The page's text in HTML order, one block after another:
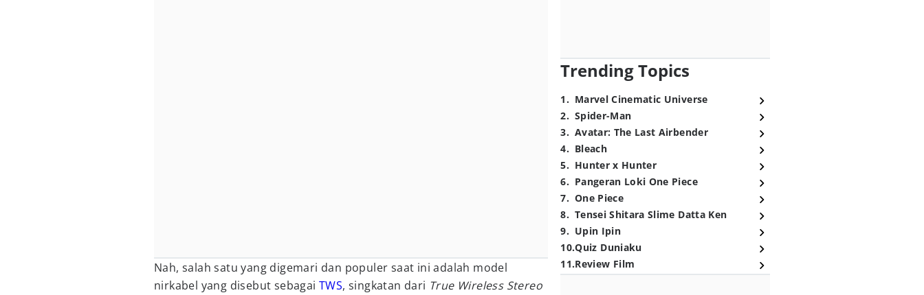
Nah, salah satu yang digemari dan populer saat ini adalah model
nirkabel yang disebut sebagai TWS, singkatan dari True Wireless Stereo
Trending Topics
1. Marvel Cinematic Universe
2. Spider-Man
3. Avatar: The Last Airbender
4. Bleach
5. Hunter x Hunter
6. Pangeran Loki One Piece
7. One Piece
8. Tensei Shitara Slime Datta Ken
9. Upin Ipin
10.Quiz Duniaku
11.Review Film